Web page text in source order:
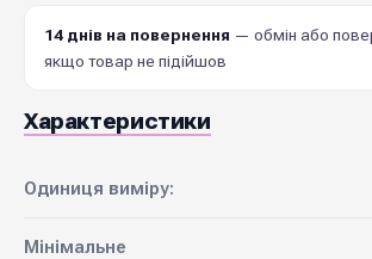
14 днів на повернення — обмін або
якщо товар не підійшов
Характеристики
Одиниця виміру:
Мінімальне